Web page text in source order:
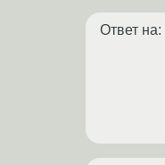
Ответ на: